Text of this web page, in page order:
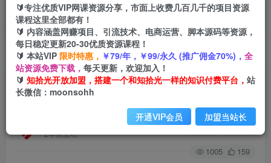
首页 创业课程 会员专属 正文
（8206期）抖音挂机全自动薅羊毛，0投入0时间
躺赚，单号一天5-500＋
2年前发布
关注 私信
1005 159
🔰专注优质VIP网课资源分享，市面上收费几百几千的项目资源
课程这里全部都有！
🔰 内容涵盖网赚项目、引流技术、电商运营、脚本源码等资源，
每日稳定更新20-30优质资源课程！
🔰 本站VIP 限时特惠， ￥79/年，￥99/永久 (推广佣金70%)， 全
站资源免费下载， 每天更新，欢迎加入！
🔰 知拾光开放加盟，搭建一个和知拾光一样的知识付费平台， 站
长微信：moonsohh
开通VIP会员 加盟当站长